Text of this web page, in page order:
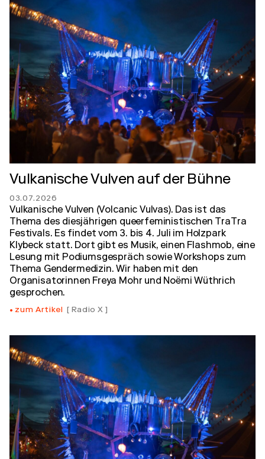
Vulkanische Vulven auf der Bühne
03.07.2026
Vulkanische Vulven (Volcanic Vulvas). Das ist das
Thema des diesjährigen queerfeministischen TraTra
Festivals. Es findet vom 3. bis 4. Juli im Holzpark
Klybeck statt. Dort gibt es Musik, einen Flashmob, eine
Lesung mit Podiumsgespräch sowie Workshops zum
Thema Gendermedizin. Wir haben mit den
Organisatorinnen Freya Mohr und Noëmi Wüthrich
gesprochen.
zum Artikel Radio X